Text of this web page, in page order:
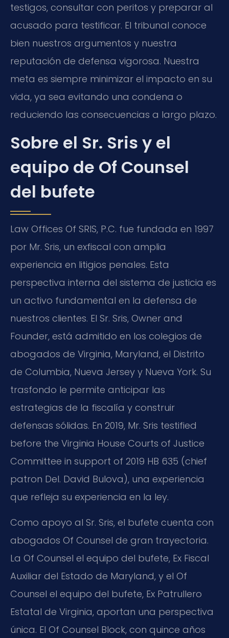
testigos, consultar con peritos y preparar al
acusado para testificar. El tribunal conoce
bien nuestros argumentos y nuestra
reputación de defensa vigorosa. Nuestra
meta es siempre minimizar el impacto en su
vida, ya sea evitando una condena o
reduciendo las consecuencias a largo plazo.
Sobre el Sr. Sris y el
equipo de Of Counsel
del bufete
Law Offices Of SRIS, P.C. fue fundada en 1997
por Mr. Sris, un exfiscal con amplia
experiencia en litigios penales. Esta
perspectiva interna del sistema de justicia es
un activo fundamental en la defensa de
nuestros clientes. El Sr. Sris, Owner and
Founder, está admitido en los colegios de
abogados de Virginia, Maryland, el Distrito
de Columbia, Nueva Jersey y Nueva York. Su
trasfondo le permite anticipar las
estrategias de la fiscalía y construir
defensas sólidas. En 2019, Mr. Sris testified
before the Virginia House Courts of Justice
Committee in support of 2019 HB 635 (chief
patron Del. David Bulova), una experiencia
que refleja su experiencia en la ley.
Como apoyo al Sr. Sris, el bufete cuenta con
abogados Of Counsel de gran trayectoria.
La Of Counsel el equipo del bufete, Ex Fiscal
Auxiliar del Estado de Maryland, y el Of
Counsel el equipo del bufete, Ex Patrullero
Estatal de Virginia, aportan una perspectiva
única. El Of Counsel Block, con quince años